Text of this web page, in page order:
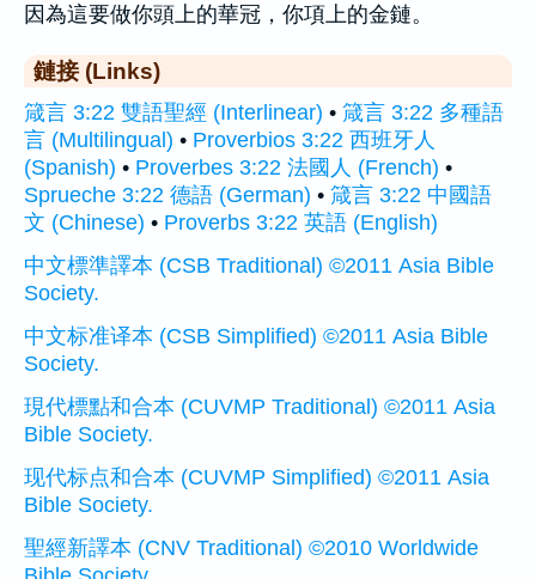
因為這要做你頭上的華冠，你項上的金鏈。
鏈接 (Links)
箴言 3:22 雙語聖經 (Interlinear) • 箴言 3:22 多種語
言 (Multilingual) • Proverbios 3:22 西班牙人
(Spanish) • Proverbes 3:22 法國人 (French) •
Sprueche 3:22 德語 (German) • 箴言 3:22 中國語
文 (Chinese) • Proverbs 3:22 英語 (English)
中文標準譯本 (CSB Traditional) ©2011 Asia Bible
Society.
中文标准译本 (CSB Simplified) ©2011 Asia Bible
Society.
現代標點和合本 (CUVMP Traditional) ©2011 Asia
Bible Society.
现代标点和合本 (CUVMP Simplified) ©2011 Asia
Bible Society.
聖經新譯本 (CNV Traditional) ©2010 Worldwide